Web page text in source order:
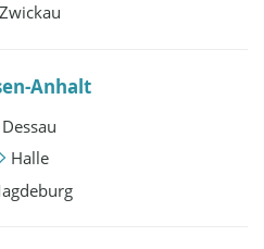
Zwickau
Anhalt
Dessau
Halle